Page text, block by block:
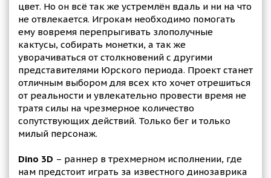
цвет. Но он всё так же устремлён вдаль и ни на что
не отвлекается. Игрокам необходимо помогать
ему вовремя перепрыгивать злополучные
кактусы, собирать монетки, а так же
уворачиваться от столкновений с другими
представителями Юрского периода. Проект станет
отличным выбором для всех кто хочет отрешиться
от реальности и увлекательно провести время не
тратя силы на чрезмерное количество
сопутствующих действий. Только бег и только
милый персонаж.
Dino 3D – раннер в трехмерном исполнении, где
нам предстоит играть за известного динозаврика